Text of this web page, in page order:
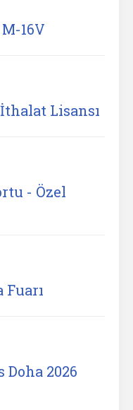
16V
Lisansı
- Özel
Fuarı
2026